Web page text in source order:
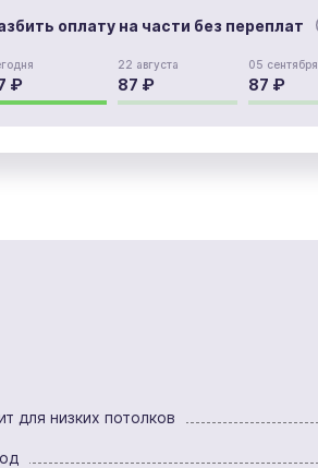
оплату на части без переплат
₽
22 августа
87 ₽
05 сентября
87 ₽
для низких потолков